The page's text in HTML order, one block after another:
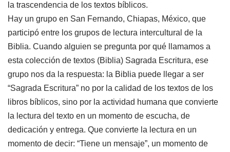
la trascendencia de los textos bíblicos.
Hay un grupo en San Fernando, Chiapas, México, que
participó entre los grupos de lectura intercultural de la
Biblia. Cuando alguien se pregunta por qué llamamos a
esta colección de textos (Biblia) Sagrada Escritura, ese
grupo nos da la respuesta: la Biblia puede llegar a ser
“Sagrada Escritura” no por la calidad de los textos de los
libros bíblicos, sino por la actividad humana que convierte
la lectura del texto en un momento de escucha, de
dedicación y entrega. Que convierte la lectura en un
momento de decir: “Tiene un mensaje”, un momento de